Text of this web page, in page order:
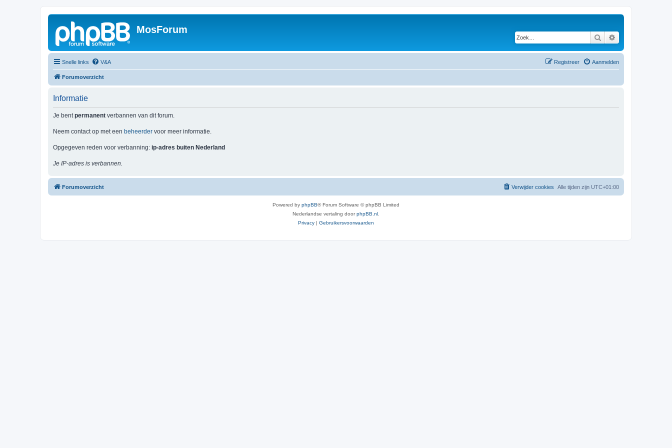
MosForum
Zoek
Snelle links V&A Aanmelden
Registreer
Forumoverzicht
Informatie
Je bentpermanent verbannen van dit forum.
Neem contact op met een beheerder voor meer informatie.
Opgegeven reden voor verbanning: ip-adres buiten Nederland
Je IP-adres is verbannen.
Forumoverzicht Alle tijden zijn UTC+01:00
Verwijder cookies
Powered by phpBB® Forum Software © phpBB Limited
Nederlandse vertaling doorphpBB.nl
Privacy | Gebruikersvoorwaarden